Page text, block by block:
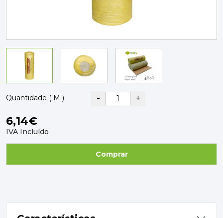
TINTAS, DROGAS E LIMPEZA
DYRUP
SKIL
Quantidade ( M ) - +
6,14€
IVA Incluído
Comprar